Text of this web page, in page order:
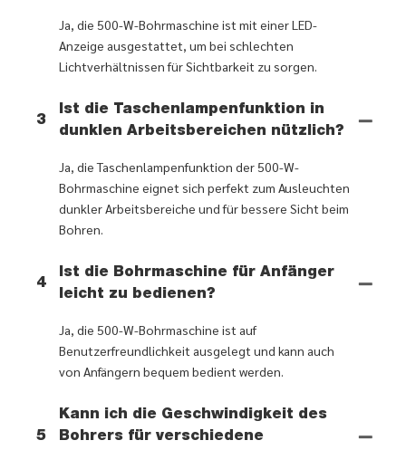
Ja, die 500-W-Bohrmaschine ist mit einer LED-
Anzeige ausgestattet, um bei schlechten
Lichtverhältnissen für Sichtbarkeit zu sorgen.
3
Ist die Taschenlampenfunktion in
dunklen Arbeitsbereichen nützlich?
Ja, die Taschenlampenfunktion der 500-W-
Bohrmaschine eignet sich perfekt zum Ausleuchten
dunkler Arbeitsbereiche und für bessere Sicht beim
Bohren.
4
Ist die Bohrmaschine für Anfänger
leicht zu bedienen?
Ja, die 500-W-Bohrmaschine ist auf
Benutzerfreundlichkeit ausgelegt und kann auch
von Anfängern bequem bedient werden.
5
Kann ich die Geschwindigkeit des
Bohrers für verschiedene